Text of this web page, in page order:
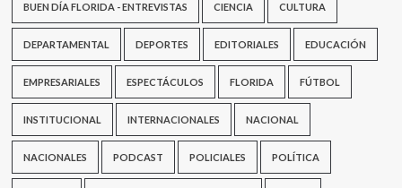
BUEN DÍA FLORIDA - ENTREVISTAS CIENCIA CULTURA
DEPARTAMENTAL DEPORTES EDITORIALES EDUCACIÓN
EMPRESARIALES ESPECTÁCULOS FLORIDA FÚTBOL
INSTITUCIONAL INTERNACIONALES NACIONAL
NACIONALES PODCAST POLICIALES POLÍTICA